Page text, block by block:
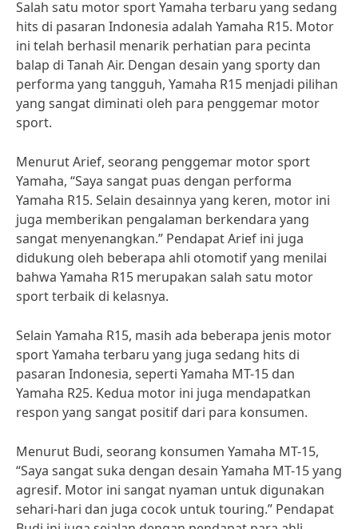
Salah satu motor sport Yamaha terbaru yang sedang
hits di pasaran Indonesia adalah Yamaha R15. Motor
ini telah berhasil menarik perhatian para pecinta
balap di Tanah Air. Dengan desain yang sporty dan
performa yang tangguh, Yamaha R15 menjadi pilihan
yang sangat diminati oleh para penggemar motor
sport.
Menurut Arief, seorang penggemar motor sport
Yamaha, “Saya sangat puas dengan performa
Yamaha R15. Selain desainnya yang keren, motor ini
juga memberikan pengalaman berkendara yang
sangat menyenangkan.” Pendapat Arief ini juga
didukung oleh beberapa ahli otomotif yang menilai
bahwa Yamaha R15 merupakan salah satu motor
sport terbaik di kelasnya.
Selain Yamaha R15, masih ada beberapa jenis motor
sport Yamaha terbaru yang juga sedang hits di
pasaran Indonesia, seperti Yamaha MT-15 dan
Yamaha R25. Kedua motor ini juga mendapatkan
respon yang sangat positif dari para konsumen.
Menurut Budi, seorang konsumen Yamaha MT-15,
“Saya sangat suka dengan desain Yamaha MT-15 yang
agresif. Motor ini sangat nyaman untuk digunakan
sehari-hari dan juga cocok untuk touring.” Pendapat